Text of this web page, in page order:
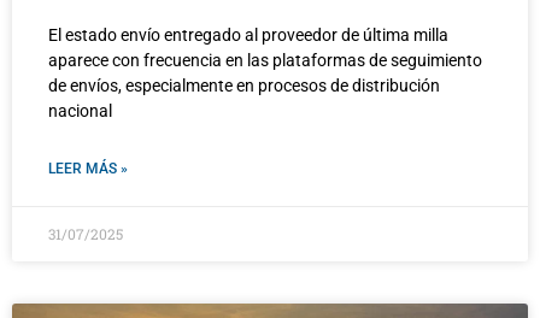
El estado envío entregado al proveedor de última milla
aparece con frecuencia en las plataformas de seguimiento
de envíos, especialmente en procesos de distribución
nacional
LEER MÁS »
31/07/2025